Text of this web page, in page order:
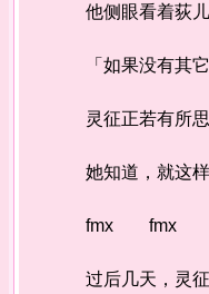
他侧眼看着荻儿
「如果没有其它
灵征正若有所思
她知道，就这样
fmx fmx
过后几天，灵征